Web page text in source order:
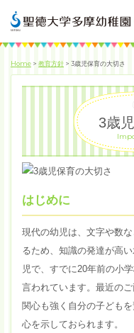
Home > 教育方針 > 3歳児保育の大切さ
3歳
はじめに
現代の幼児は、文字や数
るため、知識の発達が高
児で、すでに20年前の小
言われています。最近の
関心も強く自分の子ども
心を示しておられます。